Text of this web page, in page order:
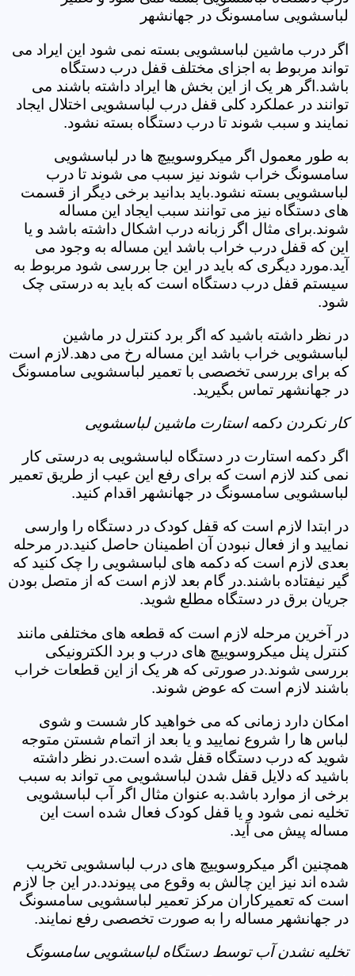
لباسشویی سامسونگ در جهانشهر
اگر درب ماشین لباسشویی بسته نمی شود این ایراد می
تواند مربوط به اجزای مختلف قفل درب دستگاه
باشد.اگر هر یک از این بخش ها ایراد داشته باشند می
توانند در عملکرد کلی قفل درب لباسشویی اختلال ایجاد
نمایند و سبب شوند تا درب دستگاه بسته نشود.
به طور معمول اگر میکروسوییچ ها در لباسشویی
سامسونگ خراب شوند نیز سبب می شوند تا درب
لباسشویی بسته نشود.باید بدانید برخی دیگر از قسمت
های دستگاه نیز می توانند سبب ایجاد این مساله
شوند.برای مثال اگر زبانه درب اشکال داشته باشد و یا
این که قفل درب خراب باشد این مساله به وجود می
آید.مورد دیگری که باید در این جا بررسی شود مربوط به
سیستم قفل درب دستگاه است که باید به درستی چک
شود.
در نظر داشته باشید که اگر برد کنترل در ماشین
لباسشویی خراب باشد این مساله رخ می دهد.لازم است
که برای بررسی تخصصی با تعمیر لباسشویی سامسونگ
در جهانشهر تماس بگیرید.
کار نکردن دکمه استارت ماشین لباسشویی
اگر دکمه استارت در دستگاه لباسشویی به درستی کار
نمی کند لازم است که برای رفع این عیب از طریق تعمیر
لباسشویی سامسونگ در جهانشهر اقدام کنید.
در ابتدا لازم است که قفل کودک در دستگاه را وارسی
نمایید و از فعال نبودن آن اطمینان حاصل کنید.در مرحله
بعدی لازم است که دکمه های لباسشویی را چک کنید که
گیر نیفتاده باشند.در گام بعد لازم است که از متصل بودن
جریان برق در دستگاه مطلع شوید.
در آخرین مرحله لازم است که قطعه های مختلفی مانند
کنترل پنل میکروسوییچ های درب و برد الکترونیکی
بررسی شوند.در صورتی که هر یک از این قطعات خراب
باشند لازم است که عوض شوند.
امکان دارد زمانی که می خواهید کار شست و شوی
لباس ها را شروع نمایید و یا بعد از اتمام شستن متوجه
شوید که درب دستگاه قفل شده است.در نظر داشته
باشید که دلایل قفل شدن لباسشویی می تواند به سبب
برخی از موارد باشد.به عنوان مثال اگر آب لباسشویی
تخلیه نمی شود و یا قفل کودک فعال شده است این
مساله پیش می آید.
همچنین اگر میکروسوییچ های درب لباسشویی تخریب
شده اند نیز این چالش به وقوع می پیوندد.در این جا لازم
است که تعمیرکاران مرکز تعمیر لباسشویی سامسونگ
در جهانشهر مساله را به صورت تخصصی رفع نمایند.
تخلیه نشدن آب توسط دستگاه لباسشویی سامسونگ